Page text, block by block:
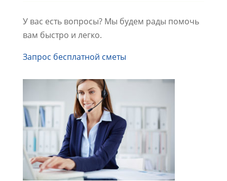
У вас есть вопросы? Мы будем рады помочь
вам быстро и легко.
Запрос бесплатной сметы